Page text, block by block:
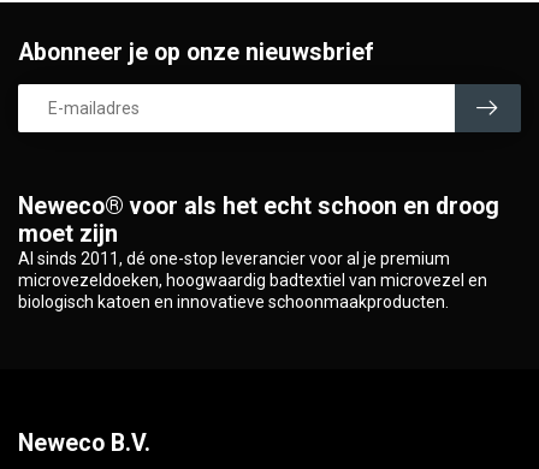
Neweco® voor als het echt schoon en droog
moet zijn
Al sinds 2011, dé one-stop leverancier voor al je premium
microvezeldoeken, hoogwaardig badtextiel van microvezel en
biologisch katoen en innovatieve schoonmaakproducten.
Abonneer je op onze nieuwsbrief
Neweco B.V.